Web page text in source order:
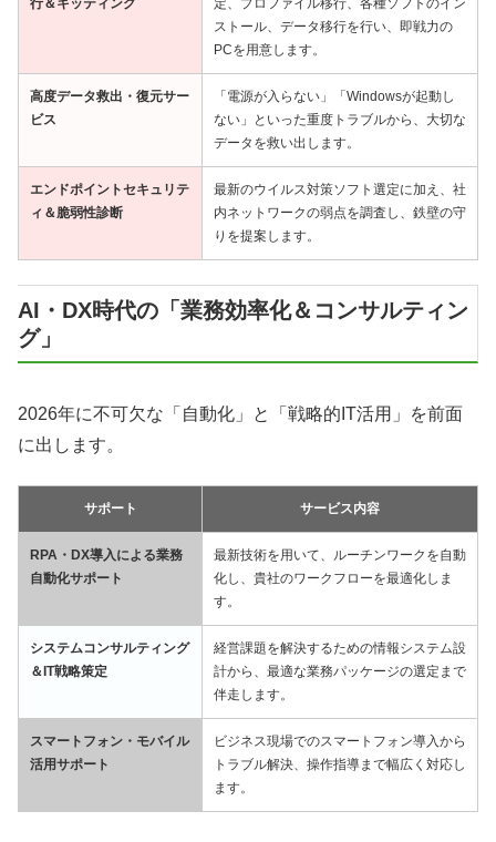
ストール、データ移行を行い、即戦力の
PCを用意します。
高度データ救出・復元サー
ビス
「電源が入らない」「Windowsが起動し
ない」といった重度トラブルから、大切な
データを救い出します。
エンドポイントセキュリテ
ィ＆脆弱性診断
最新のウイルス対策ソフト選定に加え、社
内ネットワークの弱点を調査し、鉄壁の守
りを提案します。
AI・DX時代の「業務効率化＆コンサルティン
グ」
2026年に不可欠な「自動化」と「戦略的IT活用」を前面
に出します。
サポート サービス内容
RPA・DX導入による業務
自動化サポート
最新技術を用いて、ルーチンワークを自動
化し、貴社のワークフローを最適化しま
す。
システムコンサルティング
＆IT戦略策定
経営課題を解決するための情報システム設
計から、最適な業務パッケージの選定まで
伴走します。
スマートフォン・モバイル
活用サポート
ビジネス現場でのスマートフォン導入から
トラブル解決、操作指導まで幅広く対応し
ます。